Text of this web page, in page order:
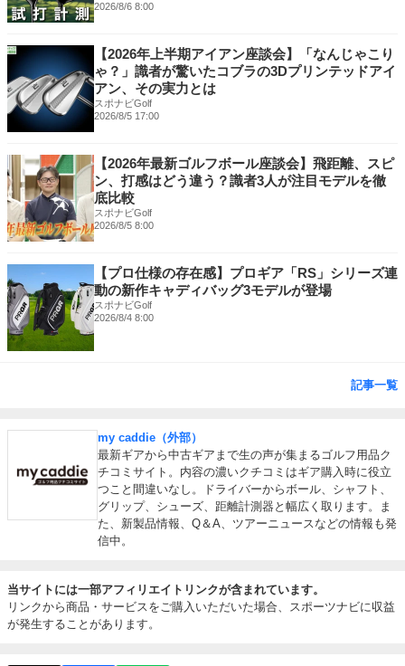
2026/8/6 8:00
【2026年上半期アイアン座談会】「なんじゃこり
ゃ？」識者が驚いたコブラの3Dプリンテッドアイ
アン、その実力とは
スポナビGolf
2026/8/5 17:00
【2026年最新ゴルフボール座談会】飛距離、スピ
ン、打感はどう違う？識者3人が注目モデルを徹
底比較
スポナビGolf
2026/8/5 8:00
【プロ仕様の存在感】プロギア「RS」シリーズ連
動の新作キャディバッグ3モデルが登場
スポナビGolf
2026/8/4 8:00
記事一覧
my caddie（外部）
最新ギアから中古ギアまで生の声が集まるゴルフ用品ク
チコミサイト。内容の濃いクチコミはギア購入時に役立
つこと間違いなし。ドライバーからボール、シャフト、
グリップ、シューズ、距離計測器と幅広く取ります。ま
た、新製品情報、Q＆A、ツアーニュースなどの情報も発
信中。
当サイトには一部アフィリエイトリンクが含まれています。
リンクから商品・サービスをご購入いただいた場合、スポーツナビに収益
が発生することがあります。